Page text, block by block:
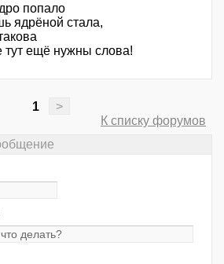
попало
ядрёной стала,
тут ещё нужны слова!
1
>
К списку форумов